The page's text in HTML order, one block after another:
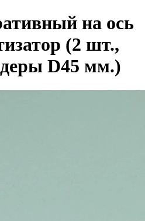
на ось
(2 шт.,
D45 мм.)